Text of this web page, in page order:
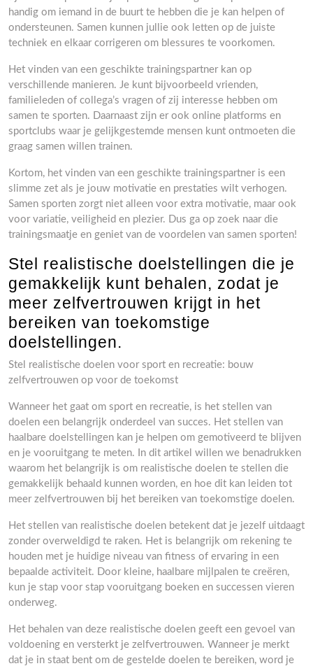
handig om iemand in de buurt te hebben die je kan helpen of
ondersteunen. Samen kunnen jullie ook letten op de juiste
techniek en elkaar corrigeren om blessures te voorkomen.
Het vinden van een geschikte trainingspartner kan op
verschillende manieren. Je kunt bijvoorbeeld vrienden,
familieleden of collega’s vragen of zij interesse hebben om
samen te sporten. Daarnaast zijn er ook online platforms en
sportclubs waar je gelijkgestemde mensen kunt ontmoeten die
graag samen willen trainen.
Kortom, het vinden van een geschikte trainingspartner is een
slimme zet als je jouw motivatie en prestaties wilt verhogen.
Samen sporten zorgt niet alleen voor extra motivatie, maar ook
voor variatie, veiligheid en plezier. Dus ga op zoek naar die
trainingsmaatje en geniet van de voordelen van samen sporten!
Stel realistische doelstellingen die je
gemakkelijk kunt behalen, zodat je
meer zelfvertrouwen krijgt in het
bereiken van toekomstige
doelstellingen.
Stel realistische doelen voor sport en recreatie: bouw
zelfvertrouwen op voor de toekomst
Wanneer het gaat om sport en recreatie, is het stellen van
doelen een belangrijk onderdeel van succes. Het stellen van
haalbare doelstellingen kan je helpen om gemotiveerd te blijven
en je vooruitgang te meten. In dit artikel willen we benadrukken
waarom het belangrijk is om realistische doelen te stellen die
gemakkelijk behaald kunnen worden, en hoe dit kan leiden tot
meer zelfvertrouwen bij het bereiken van toekomstige doelen.
Het stellen van realistische doelen betekent dat je jezelf uitdaagt
zonder overweldigd te raken. Het is belangrijk om rekening te
houden met je huidige niveau van fitness of ervaring in een
bepaalde activiteit. Door kleine, haalbare mijlpalen te creëren,
kun je stap voor stap vooruitgang boeken en successen vieren
onderweg.
Het behalen van deze realistische doelen geeft een gevoel van
voldoening en versterkt je zelfvertrouwen. Wanneer je merkt
dat je in staat bent om de gestelde doelen te bereiken, word je